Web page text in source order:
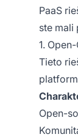
PaaS
ste mali
1.
Tieto
Open-